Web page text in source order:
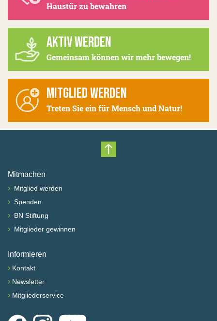
Haustür zu bewahren
AKTIV WERDEN
Gemeinsam können wir mehr bewegen!
MITGLIED WERDEN
Treten Sie ein für Mensch und Natur!
Nach oben scrollen
Mitmachen
› Mitglied werden
› Spenden
› BN Stiftung
› Mitglieder gewinnen
Informieren
› Kontakt
› Newsletter
› Mitgliederservice